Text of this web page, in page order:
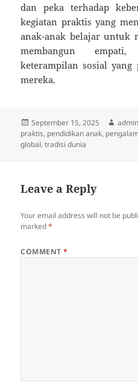
dan peka terhadap
kegiatan praktis yang
anak-anak belajar untuk
membangun
keterampilan sosial yang
mereka.
Posted
on
September 15, 2025 Author
admin
praktis, pendidikan anak,
global,tradisi dunia
Leave a Reply
Your email address will not be
marked*
COMMENT*